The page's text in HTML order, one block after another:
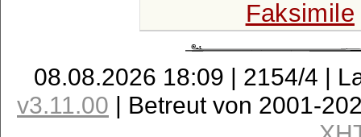
Faksimile
08.08.2026 18:09 | 2154/4 |
v3.11.00 | Betreut von 2001-